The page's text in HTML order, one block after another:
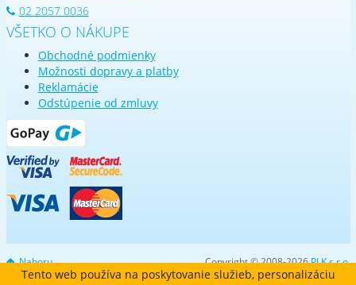
02 2057 0036
VŠETKO O NÁKUPE
Obchodné podmienky
Možnosti dopravy a platby
Reklamácie
Odstúpenie od zmluvy
Nahoru Copyright © 2008-2026PLK s.r.o.
Tento web používa na poskytovanie služieb, personalizáciu